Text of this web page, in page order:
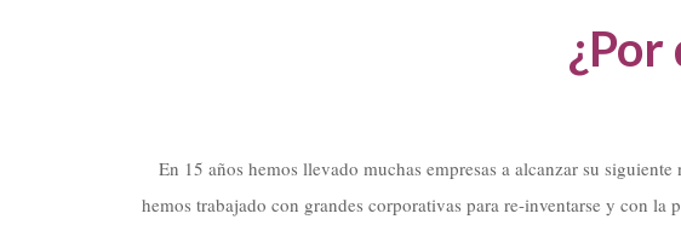
¿Por
En 15 años hemos llevado muchas empresas a alcanzar su siguiente
hemos trabajado con grandes corporativas para re-inventarse y con la